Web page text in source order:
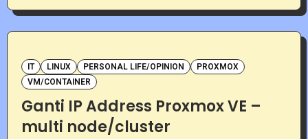
IT LINUX PERSONAL LIFE/OPINION
PROXMOX
VM/CONTAINER
Ganti IP Address Proxmox VE –
multi node/cluster